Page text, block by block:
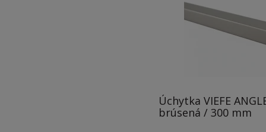
Úchytka VIEFE
brúsená / 300 mm